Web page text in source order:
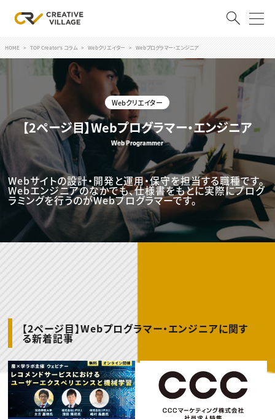
ログイン
RECRUIT
クリエイター求人を探す
CREATIVE JOB求人検索
特集求人
採用説明会
転職支援サービス
CONTENTS
スキルアップしたい！
スキルアップしたい！ トップ
デザイン
プログラミング
動画配信・映像制作
編集・ライティング
マーケティング
ディレクション
業界解説・キャリア事情
お役立ち基礎知識
TOP Creator’s コラム
TOP Creator’s コラム トップ
Webクリエイター
アプリクリエイター
ゲームクリエイター
映像クリエイター
マーケッター
クリエイターインタビュー
C＆R Magazine
セミナー
ニュース・トレンド
ニュース・トレンド トップ
映像
ゲーム・エンタメ
広告
出版
CREATIVE VILLAGEからのお知らせ
HOME TOP Creator's コラム Webクリエイター Webプログラマー・エンジニア
Webクリエイター
【2ページ目】Webプログラマー・エンジニア
Web Programmer
Webサイトの設計・開発と運用・保守を担当する職種です。
Webエンジニアのなかでも、仕様書をもとに実際にプログ
ラミングを行うのがWebプログラマーです。
【2ページ目】Webプログラマー・エンジニアに関す
る新着記事